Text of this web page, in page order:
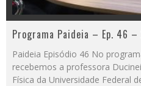
Programa Paideia – Ep. 46
Paideia Episódio 46 No
recebemos a professora
Física da Universidade Federal